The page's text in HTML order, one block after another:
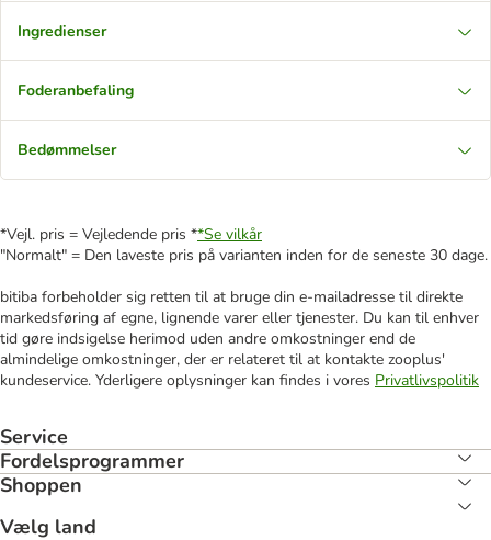
Ingredienser
Foderanbefaling
Bedømmelser
*Vejl. pris = Vejledende pris **Se vilkår
"Normalt" = Den laveste pris på varianten inden for de seneste 30 dage.
bitiba forbeholder sig retten til at bruge din e-mailadresse til direkte
markedsføring af egne, lignende varer eller tjenester. Du kan til enhver
tid gøre indsigelse herimod uden andre omkostninger end de
almindelige omkostninger, der er relateret til at kontakte zooplus'
kundeservice. Yderligere oplysninger kan findes i vores Privatlivspolitik
Service
Fordelsprogrammer
Shoppen
Vælg land